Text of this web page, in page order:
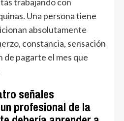
Una persona tiene
absolutamente
constancia, sensación
de pagarte el mes que
señales
profesional de la